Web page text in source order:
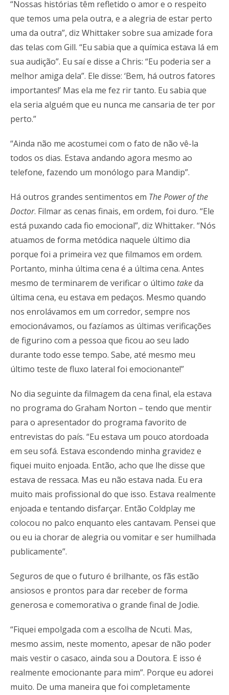
“Nossas histórias têm refletido o amor e o respeito
que temos uma pela outra, e a alegria de estar perto
uma da outra”, diz Whittaker sobre sua amizade fora
das telas com Gill. “Eu sabia que a química estava lá em
sua audição”. Eu saí e disse a Chris: “Eu poderia ser a
melhor amiga dela”. Ele disse: ‘Bem, há outros fatores
importantes!’ Mas ela me fez rir tanto. Eu sabia que
ela seria alguém que eu nunca me cansaria de ter por
perto.”
“Ainda não me acostumei com o fato de não vê-la
todos os dias. Estava andando agora mesmo ao
telefone, fazendo um monólogo para Mandip”.
Há outros grandes sentimentos em The Power of the
Doctor. Filmar as cenas finais, em ordem, foi duro. “Ele
está puxando cada fio emocional”, diz Whittaker. “Nós
atuamos de forma metódica naquele último dia
porque foi a primeira vez que filmamos em ordem.
Portanto, minha última cena é a última cena. Antes
mesmo de terminarem de verificar o último takeda
última cena, eu estava em pedaços. Mesmo quando
nos enrolávamos em um corredor, sempre nos
emocionávamos, ou fazíamos as últimas verificações
de figurino com a pessoa que ficou ao seu lado
durante todo esse tempo. Sabe, até mesmo meu
último teste de fluxo lateral foi emocionante!”
No dia seguinte da filmagem da cena final, ela estava
no programa do Graham Norton – tendo que mentir
para o apresentador do programa favorito de
entrevistas do país. “Eu estava um pouco atordoada
em seu sofá. Estava escondendo minha gravidez e
fiquei muito enjoada. Então, acho que lhe disse que
estava de ressaca. Mas eu não estava nada. Eu era
muito mais profissional do que isso. Estava realmente
enjoada e tentando disfarçar. Então Coldplay me
colocou no palco enquanto eles cantavam. Pensei que
ou eu ia chorar de alegria ou vomitar e ser humilhada
publicamente”.
Seguros de que o futuro é brilhante, os fãs estão
ansiosos e prontos para dar receber de forma
generosa e comemorativa o grande final de Jodie.
“Fiquei empolgada com a escolha de Ncuti. Mas,
mesmo assim, neste momento, apesar de não poder
mais vestir o casaco, ainda sou a Doutora. E isso é
realmente emocionante para mim”. Porque eu adorei
muito. De uma maneira que foi completamente